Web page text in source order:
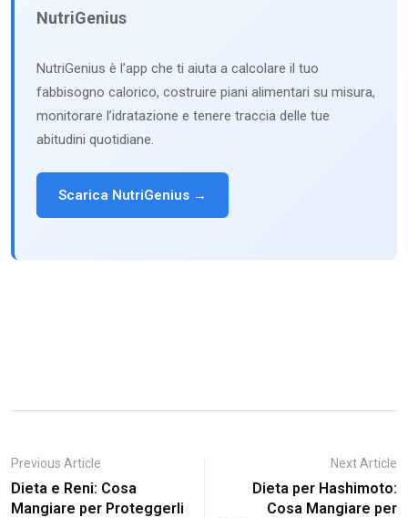
NutriGenius
NutriGenius è l’app che ti aiuta a calcolare il tuo
fabbisogno calorico, costruire piani alimentari su misura,
monitorare l’idratazione e tenere traccia delle tue
abitudini quotidiane.
Scarica NutriGenius →
Previous Article
Dieta e Reni: Cosa
Mangiare per Proteggerli
Next Article
Dieta per Hashimoto:
Cosa Mangiare per